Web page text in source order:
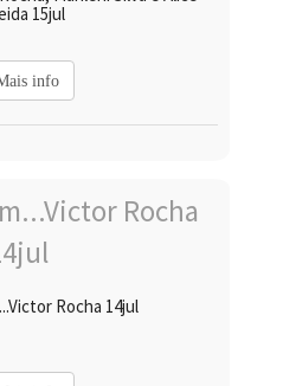
15jul
info
Rocha 14jul